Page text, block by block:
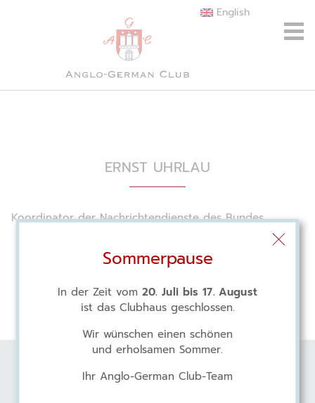
English
ERNST UHRLAU
Koordinator der Nachrichtendienste des Bundes
Anglo-German Club
Sommerpause
In der Zeit vom 20. Juli bis 17. August
ist das Clubhaus geschlossen.
Wir wünschen einen schönen
und erholsamen Sommer.
Ihr Anglo-German Club-Team